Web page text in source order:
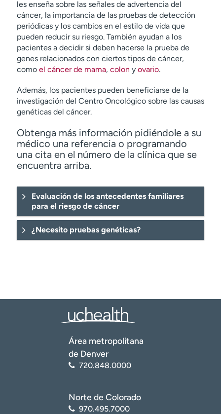
les enseña sobre las señales de advertencia del
cáncer, la importancia de las pruebas de detección
periódicas y los cambios en el estilo de vida que
pueden reducir su riesgo. También ayudan a los
pacientes a decidir si deben hacerse la prueba de
genes relacionados con ciertos tipos de cáncer,
como el cáncer de mama, colon y ovario.
Además, los pacientes pueden beneficiarse de la
investigación del Centro Oncológico sobre las causas
genéticas del cáncer.
Obtenga más información pidiéndole a su
médico una referencia o programando
una cita en el número de la clínica que se
encuentra arriba.
Evaluación de los antecedentes familiares
para el riesgo de cáncer
¿Necesito pruebas genéticas?
Área metropolitana
de Denver
720.848.0000
Norte de Colorado
970.495.7000